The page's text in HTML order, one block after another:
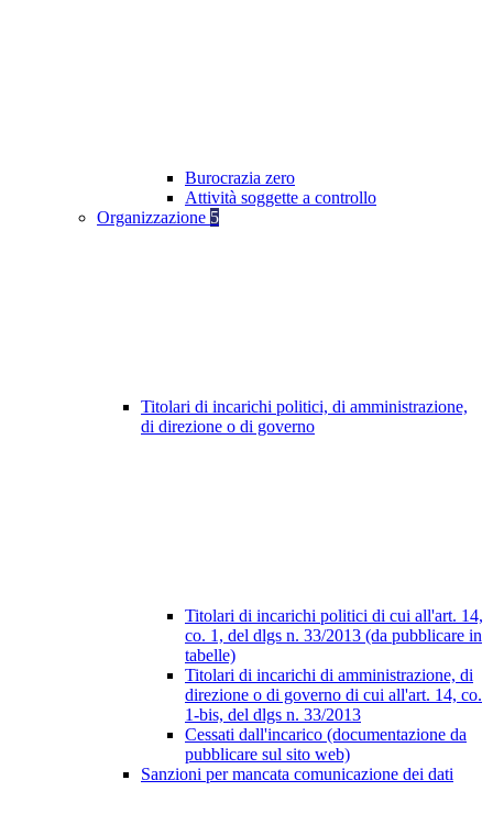
Burocrazia zero
Attività soggette a controllo
Organizzazione 5
Titolari di incarichi politici, di amministrazione,
di direzione o di governo
Titolari di incarichi politici di cui all'art. 14,
co. 1, del dlgs n. 33/2013 (da pubblicare in
tabelle)
Titolari di incarichi di amministrazione, di
direzione o di governo di cui all'art. 14, co.
1-bis, del dlgs n. 33/2013
Cessati dall'incarico (documentazione da
pubblicare sul sito web)
Sanzioni per mancata comunicazione dei dati